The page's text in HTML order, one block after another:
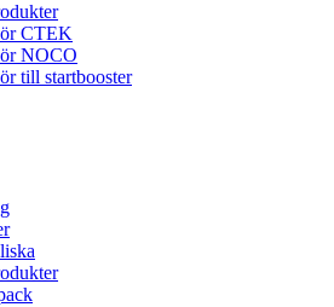
CTEK
NOCO
till startbooster